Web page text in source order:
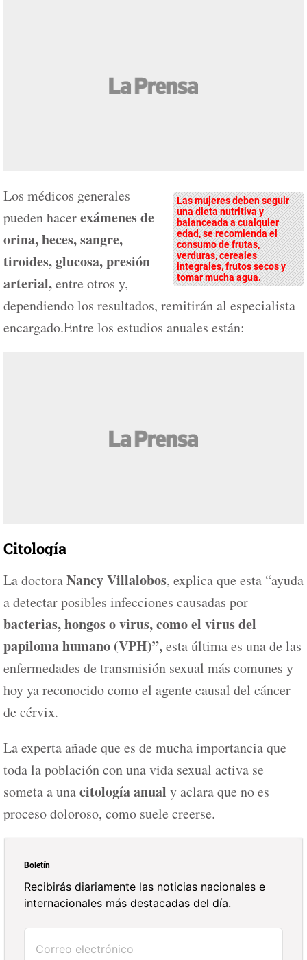
Las mujeres deben seguir
una dieta nutritiva y
balanceada a cualquier
edad, se recomienda el
consumo de frutas,
verduras, cereales
integrales, frutos secos y
tomar mucha agua.
Los médicos generales
pueden hacerexámenes de
orina, heces, sangre,
tiroides, glucosa, presión
arterial,entre otros y,
dependiendo los resultados, remitirán al especialista
encargado.Entre los estudios anuales están:
Citología
La doctoraNancy Villalobos, explica que esta “ayuda
a detectar posibles infecciones causadas por
bacterias, hongos o virus, como el virus del
papiloma humano (VPH)”,esta última es una de las
enfermedades de transmisión sexual más comunes y
hoy ya reconocido como el agente causal del cáncer
de cérvix.
La experta añade que es de mucha importancia que
toda la población con una vida sexual activa se
someta a unacitología anual y aclara que no es
proceso doloroso, como suele creerse.
Boletín
Recibirás diariamente las noticias nacionales e
internacionales más destacadas del día.